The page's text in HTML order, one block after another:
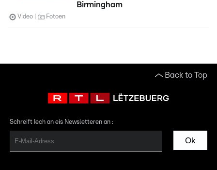
Birmingham
Video Fotoen
Back to Top
Schreift Iech an eis Newsletteren an :
Ok